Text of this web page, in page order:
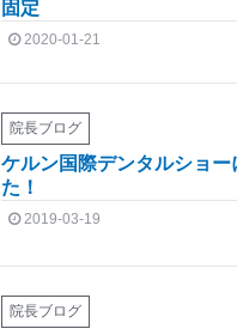
固定
2020-01-21
院長ブログ
ケルン国際デンタルショー
た！
2019-03-19
院長ブログ